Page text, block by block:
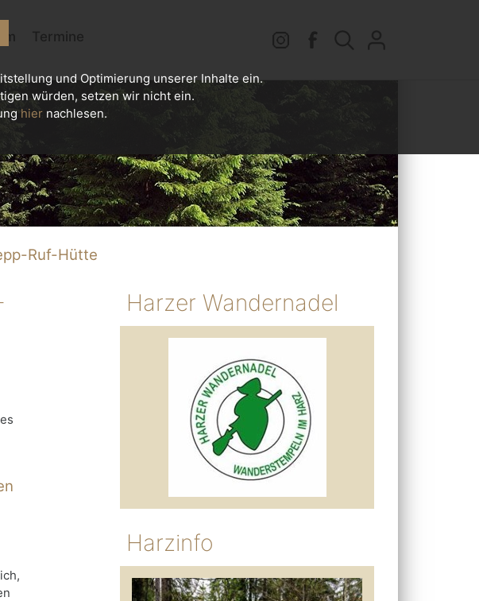
Termine
Ruf-Hütte
Harzer Wandernadel
Harzinfo
und Optimierung unserer Inhalte ein.
würden, setzen wir nicht ein.
hier nachlesen.